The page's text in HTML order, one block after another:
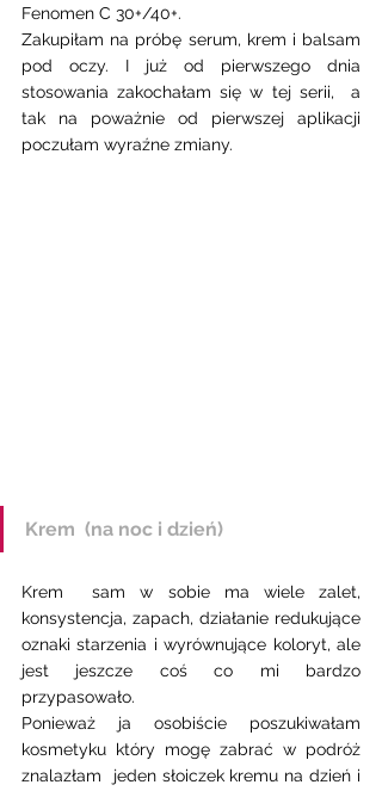
Fenomen C 30+/40+.
Zakupiłam na próbę serum, krem i balsam
pod oczy. I już od pierwszego dnia
stosowania zakochałam się w tej serii,  a
tak na poważnie od pierwszej aplikacji
poczułam wyraźne zmiany.
Krem  (na noc i dzień)
Krem  sam w sobie ma wiele zalet,
konsystencja, zapach, działanie redukujące
oznaki starzenia i wyrównujące koloryt, ale
jest jeszcze coś co mi bardzo
przypasowało.
Ponieważ ja osobiście poszukiwałam
kosmetyku który mogę zabrać w podróż
znalazłam  jeden słoiczek kremu na dzień i